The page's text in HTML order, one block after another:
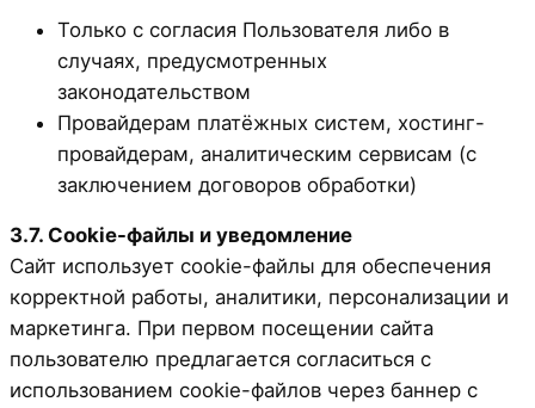
Только с согласия Пользователя либо в
случаях, предусмотренных
законодательством
Провайдерам платёжных систем, хостинг-
провайдерам, аналитическим сервисам (с
заключением договоров обработки)
3.7. Cookie-файлы и уведомление
Сайт использует cookie-файлы для обеспечения
корректной работы, аналитики, персонализации и
маркетинга. При первом посещении сайта
пользователю предлагается согласиться с
использованием cookie-файлов через баннер с